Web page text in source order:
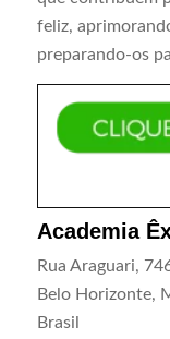
feliz,
preparando-os
Academia
Rua Araguari,
Belo Horizonte,
Brasil